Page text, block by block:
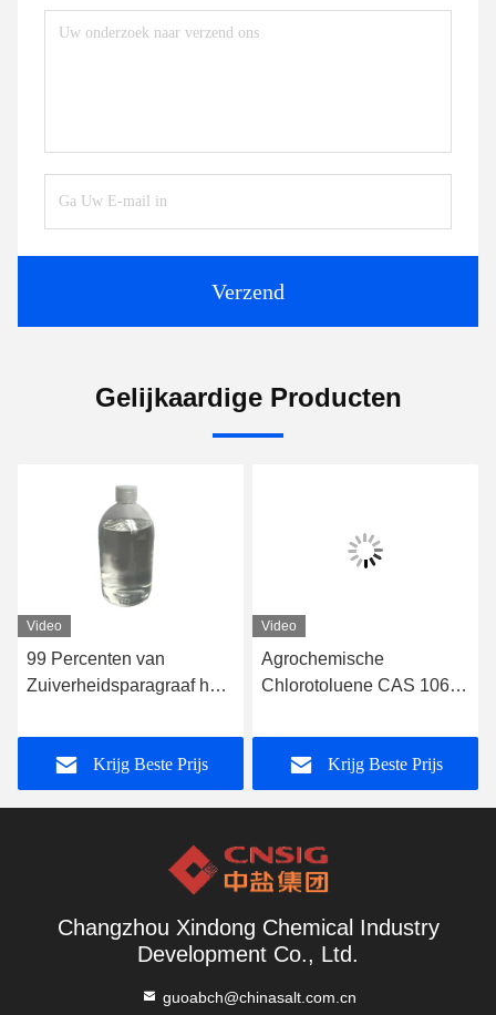
Verzend
Gelijkaardige Producten
Video
99 Percenten van
Zuiverheidsparagraaf het
4
Krijg Beste Prijs
Video
Agrochemische
Chlorotoluene CAS 106-
Tussenpersonenparagraaf
Krijg Beste Prijs
Changzhou Xindong Chemical Industry
Development Co., Ltd.
guoabch@chinasalt.com.cn